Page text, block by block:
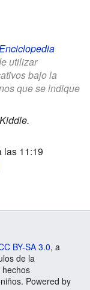
Enciclopedia
utilizar
bajo la
que se indique
las 11:19
BY-SA 3.0, a
de la
Powered by